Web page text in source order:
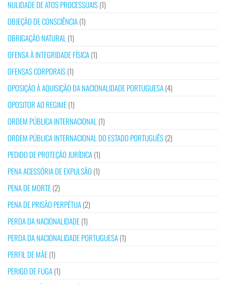
NULIDADE DE ATOS PROCESSUAIS(1)
OBJEÇÃO DE CONSCIÊNCIA(1)
OBRIGAÇÃO NATURAL (1)
OFENSA À INTEGRIDADE FÍSICA(1)
OFENSAS CORPORAIS(1)
OPOSIÇÃO À AQUISIÇÃO DA NACIONALIDADE PORTUGUESA(4)
OPOSITOR AO REGIME(1)
ORDEM PÚBLICA INTERNACIONAL (1)
ORDEM PÚBLICA INTERNACIONAL DO ESTADO PORTUGUÊS(2)
PEDIDO DE PROTEÇÃO JURÍDICA(1)
PENA ACESSÓRIA DE EXPULSÃO (1)
PENA DE MORTE(2)
PENA DE PRISÃO PERPÉTUA(2)
PERDA DA NACIONALIDADE(1)
PERDA DA NACIONALIDADE PORTUGUESA(1)
PERFIL DE MÃE(1)
PERIGO DE FUGA(1)